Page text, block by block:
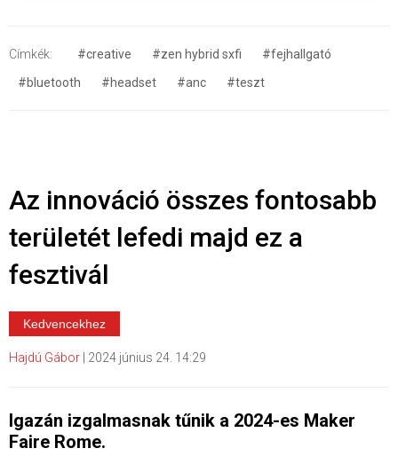
Címkék: #creative #zen hybrid sxfi
#fejhallgató
#bluetooth
#headset #anc #teszt
Az innováció összes fontosabb
területét lefedi majd ez a
fesztivál
Kedvencekhez
Hajdú Gábor 2024 június 24. 14:29
Igazán izgalmasnak tűnik a 2024-es Maker
Faire Rome.